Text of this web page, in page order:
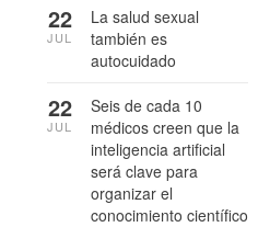
La salud sexual
también es
autocuidado
22
JUL
Seis de cada 10
médicos creen que la
inteligencia artificial
será clave para
organizar el
conocimiento científico
22
JUL